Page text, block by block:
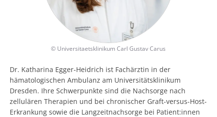
© Universitaetsklinikum Carl Gustav Carus
Dr. Katharina Egger-Heidrich ist Fachärztin in der
hämatologischen Ambulanz am Universitätsklinikum
Dresden. Ihre Schwerpunkte sind die Nachsorge nach
zellulären Therapien und bei chronischer Graft-versus-Host-
Erkrankung sowie die Langzeitnachsorge bei Patient:innen